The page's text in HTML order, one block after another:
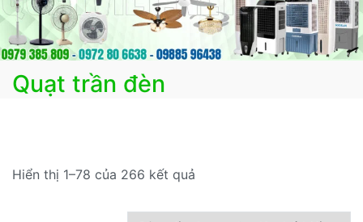
Quạt trần đèn
Hiển thị 1–78 của 266 kết quả